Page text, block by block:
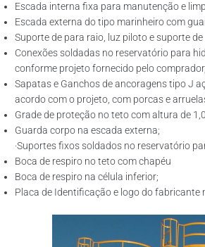
Escada interna fixa para manutenção e
Escada externa do tipo marinheiro com
Suporte de para raio, luz piloto e suporte de
Conexões soldadas no reservatório para
conforme projeto fornecido pelo
Sapatas e Ganchos de ancoragens tipo J
acordo com o projeto, com porcas e
Grade de proteção no teto com altura de
Guarda corpo na escada externa;
·Suportes fixos soldados no reservatório
Boca de respiro no teto com chapéu
Boca de respiro na célula inferior;
Placa de Identificação e logo do fabricante